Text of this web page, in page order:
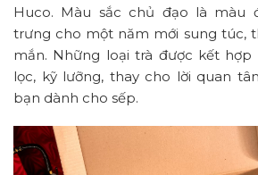
Huco. Màu sắc chủ đạo là màu
trưng cho một năm mới sung túc,
mắn. Những loại trà được kết
lọc, kỹ lưỡng, thay cho lời quan
bạn dành cho sếp.